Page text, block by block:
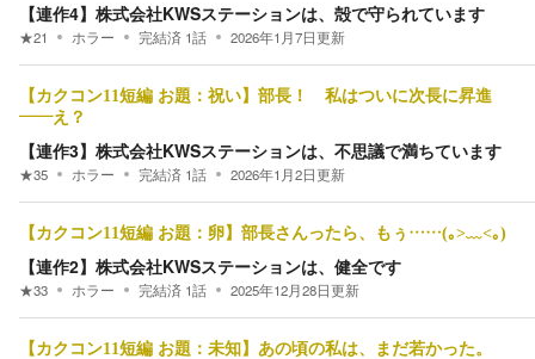
【連作4】株式会社KWSステーションは、殻で守られています
★21 ホラー 完結済 1話 2026年1月7日更新
【カクコン11短編 お題：祝い】部長！ 私はついに次長に昇進
――え？
【連作3】株式会社KWSステーションは、不思議で満ちています
★35 ホラー 完結済 1話 2026年1月2日更新
【カクコン11短編 お題：卵】部長さんったら、もぅ……(｡>﹏<｡)
【連作2】株式会社KWSステーションは、健全です
★33 ホラー 完結済 1話 2025年12月28日更新
【カクコン11短編 お題：未知】あの頃の私は、まだ若かった。